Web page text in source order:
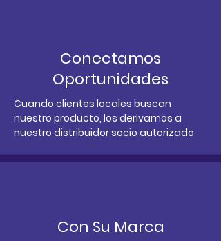
Conectamos
Oportunidades
Cuando clientes locales buscan
nuestro producto, los derivamos a
nuestro distribuidor socio autorizado
Con Su Marca